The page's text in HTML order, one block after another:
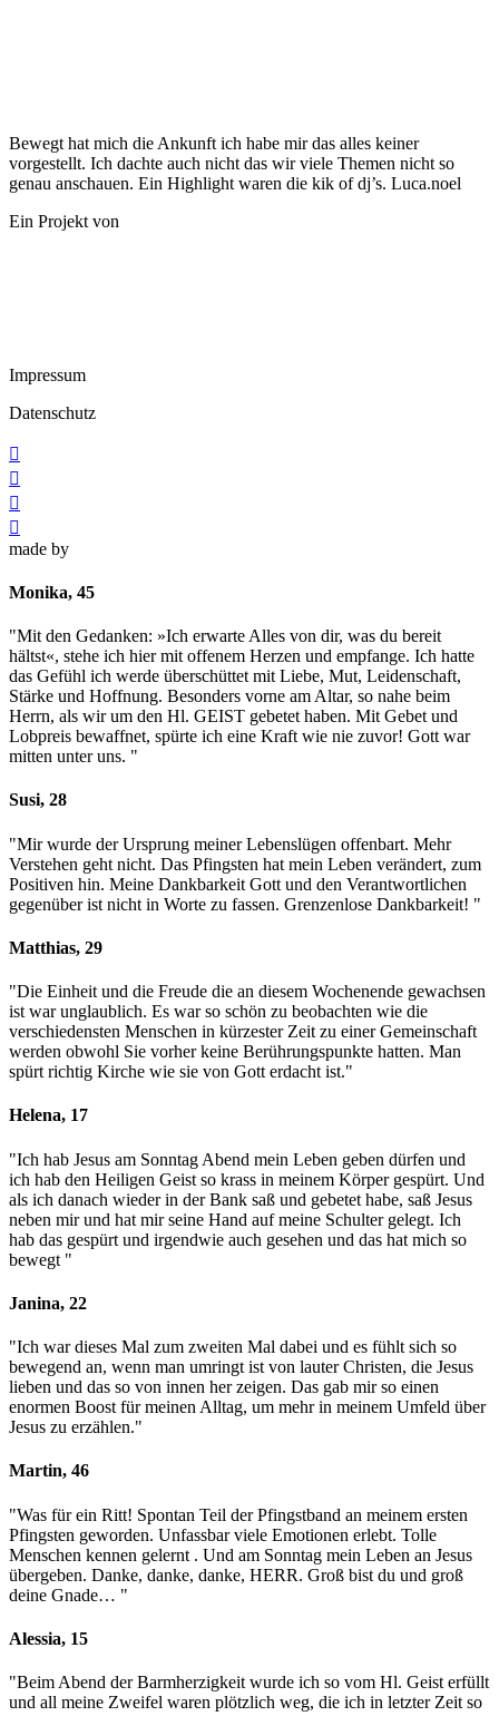
Bewegt hat mich die Ankunft ich habe mir das alles keiner
vorgestellt. Ich dachte auch nicht das wir viele Themen nicht so
genau anschauen. Ein Highlight waren die kik of dj’s. Luca.noel
Ein Projekt von
Impressum
Datenschutz




made by
Monika, 45
"Mit den Gedanken: »Ich erwarte Alles von dir, was du bereit
hältst«, stehe ich hier mit offenem Herzen und empfange. Ich hatte
das Gefühl ich werde überschüttet mit Liebe, Mut, Leidenschaft,
Stärke und Hoffnung. Besonders vorne am Altar, so nahe beim
Herrn, als wir um den Hl. GEIST gebetet haben. Mit Gebet und
Lobpreis bewaffnet, spürte ich eine Kraft wie nie zuvor! Gott war
mitten unter uns. "
Susi, 28
"Mir wurde der Ursprung meiner Lebenslügen offenbart. Mehr
Verstehen geht nicht. Das Pfingsten hat mein Leben verändert, zum
Positiven hin. Meine Dankbarkeit Gott und den Verantwortlichen
gegenüber ist nicht in Worte zu fassen. Grenzenlose Dankbarkeit! "
Matthias, 29
"Die Einheit und die Freude die an diesem Wochenende gewachsen
ist war unglaublich. Es war so schön zu beobachten wie die
verschiedensten Menschen in kürzester Zeit zu einer Gemeinschaft
werden obwohl Sie vorher keine Berührungspunkte hatten. Man
spürt richtig Kirche wie sie von Gott erdacht ist."
Helena, 17
"Ich hab Jesus am Sonntag Abend mein Leben geben dürfen und
ich hab den Heiligen Geist so krass in meinem Körper gespürt. Und
als ich danach wieder in der Bank saß und gebetet habe, saß Jesus
neben mir und hat mir seine Hand auf meine Schulter gelegt. Ich
hab das gespürt und irgendwie auch gesehen und das hat mich so
bewegt "
Janina, 22
"Ich war dieses Mal zum zweiten Mal dabei und es fühlt sich so
bewegend an, wenn man umringt ist von lauter Christen, die Jesus
lieben und das so von innen her zeigen. Das gab mir so einen
enormen Boost für meinen Alltag, um mehr in meinem Umfeld über
Jesus zu erzählen."
Martin, 46
"Was für ein Ritt! Spontan Teil der Pfingstband an meinem ersten
Pfingsten geworden. Unfassbar viele Emotionen erlebt. Tolle
Menschen kennen gelernt . Und am Sonntag mein Leben an Jesus
übergeben. Danke, danke, danke, HERR. Groß bist du und groß
deine Gnade… "
Alessia, 15
"Beim Abend der Barmherzigkeit wurde ich so vom Hl. Geist erfüllt
und all meine Zweifel waren plötzlich weg, die ich in letzter Zeit so